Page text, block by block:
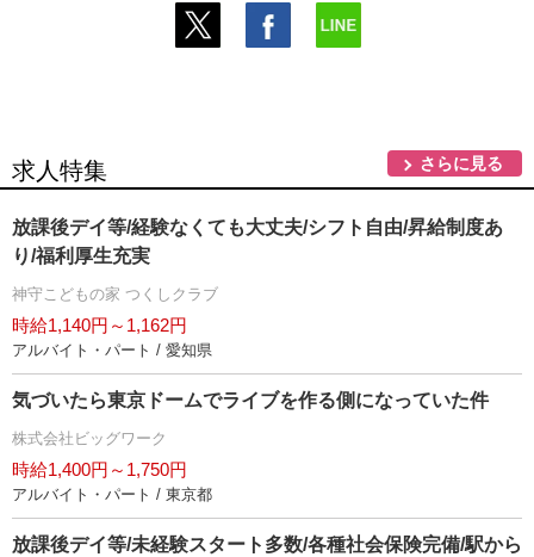
求人特集 さらに見る
放課後デイ等/経験なくても大丈夫/シフト自由/昇給制度あ
り/福利厚生充実
神守こどもの家 つくしクラブ
時給1,140円～1,162円
アルバイト・パート / 愛知県
気づいたら東京ドームでライブを作る側になっていた件
株式会社ビッグワーク
時給1,400円～1,750円
アルバイト・パート / 東京都
放課後デイ等/未経験スタート多数/各種社会保険完備/駅から